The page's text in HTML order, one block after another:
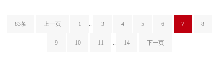
83条 上一页 1 .. 3 4 5 6 7 8
9 10 11 .. 14 下一页